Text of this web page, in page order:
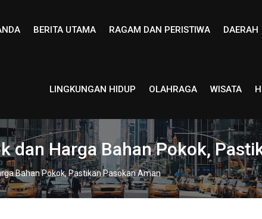
BERITA UTAMA RAGAM DAN PERISTIWA DAERAH
LINGKUNGAN HIDUP OLAHRAGA WISATA
dan Harga Bahan Pokok,
Bahan Pokok, Pastikan Pasokan Aman